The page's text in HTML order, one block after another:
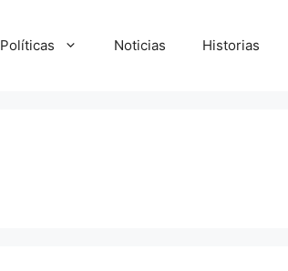
Políticas Noticias Historias